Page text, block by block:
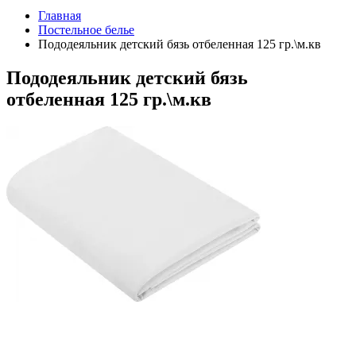
Главная
Постельное белье
Пододеяльник детский бязь отбеленная 125 гр.\м.кв
Пододеяльник детский бязь
отбеленная 125 гр.\м.кв